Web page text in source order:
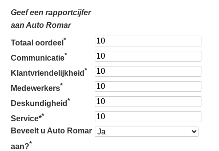
Geef een rapportcijfer
aan Auto Romar
Totaal oordeel*
Communicatie*
Klantvriendelijkheid*
Medewerkers*
Deskundigheid*
Service**
Beveelt u Auto Romar
aan?*